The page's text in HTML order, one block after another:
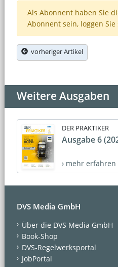
Als Abonnent haben Sie
Abonnent sein, loggen
vorheriger Artikel
Weitere Ausgaben
DER PRAKTIKER
Ausgabe 6
› mehr erfahren
DVS Media GmbH
Über die DVS Media GmbH
Book-Shop
DVS-Regelwerksportal
JobPortal